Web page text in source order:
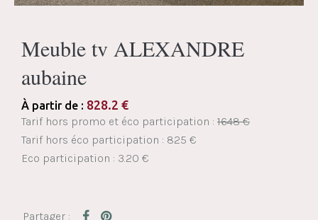
Meuble tv ALEXANDRE
aubaine
À partir de : 828.2 €
Tarif hors promo et éco participation : 1648 €
Tarif hors éco participation : 825 €
Eco participation : 3.20 €